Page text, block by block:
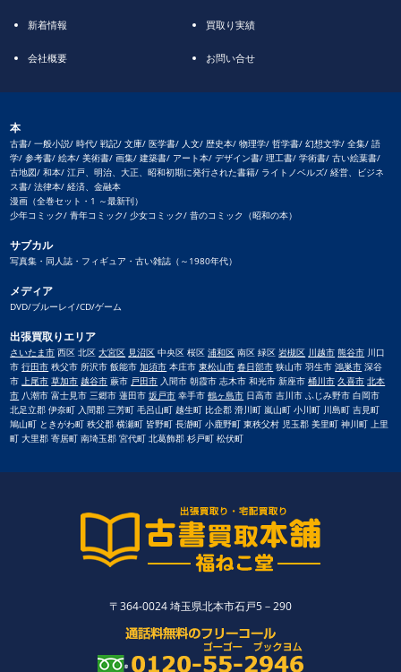
新着情報 買取り実績
会社概要 お問い合せ
本
古書/ 一般小説/ 時代/ 戦記/ 文庫/ 医学書/ 人文/ 歴史本/ 物理学/ 哲学書/ 幻想文学/ 全集/ 語
学/ 参考書/ 絵本/ 美術書/ 画集/ 建築書/ アート本/ デザイン書/ 理工書/ 学術書/ 古い絵葉書/
古地図/ 和本/ 江戸、明治、大正、昭和初期に発行された書籍/ ライトノベルズ/ 経営、ビジネ
ス書/ 法律本/ 経済、金融本
漫画（全巻セット・1 ～最新刊）
少年コミック/ 青年コミック/ 少女コミック/ 昔のコミック（昭和の本）
サブカル
写真集・同人誌・フィギュア・古い雑誌（～1980年代）
メディア
DVD/ブルーレイ/CD/ゲーム
出張買取りエリア
さいたま市 西区 北区大宮区 見沼区 中央区 桜区浦和区 南区 緑区岩槻区 川越市 熊谷市 川口
市行田市 秩父市 所沢市 飯能市加須市 本庄市東松山市 春日部市 狭山市 羽生市鴻巣市 深谷
市上尾市 草加市 越谷市 蕨市 戸田市 入間市 朝霞市 志木市 和光市 新座市桶川市 久喜市 北本
市 八潮市 富士見市 三郷市 蓮田市坂戸市 幸手市鶴ヶ島市 日高市 吉川市 ふじみ野市 白岡市
北足立郡 伊奈町 入間郡 三芳町 毛呂山町 越生町 比企郡 滑川町 嵐山町 小川町 川島町 吉見町
鳩山町 ときがわ町 秩父郡 横瀬町 皆野町 長瀞町 小鹿野町 東秩父村 児玉郡 美里町 神川町 上里
町 大里郡 寄居町 南埼玉郡 宮代町 北葛飾郡 杉戸町 松伏町
〒364-0024 埼玉県北本市石戸5－290